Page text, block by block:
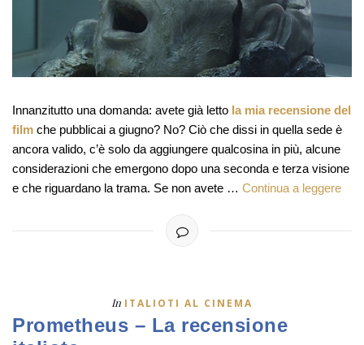
Innanzitutto una domanda: avete già letto la mia recensione del
film che pubblicai a giugno? No? Ciò che dissi in quella sede è
ancora valido, c’è solo da aggiungere qualcosina in più, alcune
considerazioni che emergono dopo una seconda e terza visione
e che riguardano la trama. Se non avete … Continua a leggere
In ITALIOTI AL CINEMA
Prometheus – La recensione